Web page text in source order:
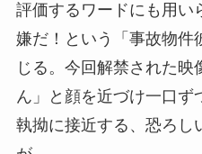
評価するワードにも用い
嫌だ！という「事故物件
じる。今回解禁された映
ん」と顔を近づけ一口ず
執拗に接近する、恐ろし